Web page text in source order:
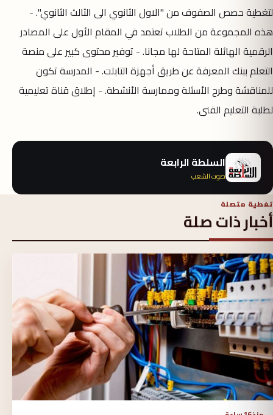
لتغطية حصص الصفوف من "الاول الثانوي الى الثالث الثانوي". -
هذه المجموعة من الطلاب تعتمد في المقام الأول على المصادر
الرقمية الهائلة المتاحة لها مجانا. - توفير محتوى كبير على منصة
التعلم ببنك المعرفة عن طريق أجهزة التابلت. - المدرسة تكون
للمناقشة وطرح الأسئلة وممارسة الأنشطة. - إطلاق قناة تعليمية
لطلبة التعليم الفنى.
السلطة الرابعة
صوت الشعب
تغطية متصلة
أخبار ذات صلة